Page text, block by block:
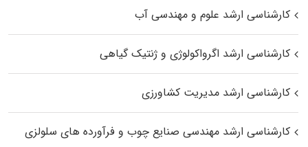
کارشناسی ارشد علوم و مهندسی آب
کارشناسی ارشد اگرواکولوژی و ژنتیک گیاهی
کارشناسی ارشد مدیریت کشاورزی
کارشناسی ارشد مهندسی صنایع چوب و فرآورده‌ های سلولزی